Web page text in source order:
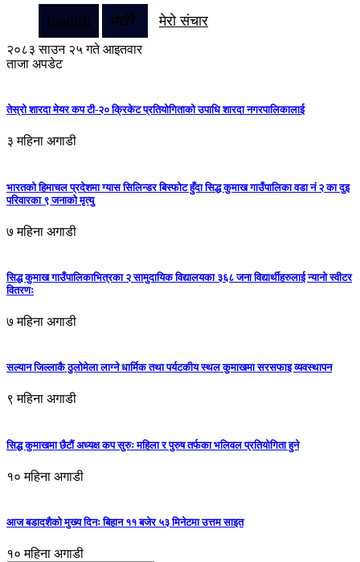
English भर्खरै मेरो संचार
२०८३ साउन २५ गते आइतवार
ताजा अपडेट
तेस्रो शारदा मेयर कप टी-२० क्रिकेट प्रतियोगिताको उपाधि शारदा नगरपालिकालाई
३ महिना अगाडी
भारतको हिमाचल प्रदेशमा ग्यास सिलिन्डर बिस्फोट हुँदा सिद्ध कुमाख गाउँपालिका वडा नं २ का दुइ
परिवारका ९ जनाको मृत्यु
७ महिना अगाडी
सिद्ध कुमाख गाउँपालिकाभित्रका २ सामुदायिक विद्यालयका ३६८ जना विद्यार्थीहरुलाई न्यानो स्वीटर
वितरणः
७ महिना अगाडी
सल्यान जिल्लाकै ठुलोमेला लाग्ने धार्मिक तथा पर्यटकीय स्थल कुमाखमा सरसफाइ व्यवस्थापन
९ महिना अगाडी
सिद्ध कुमाखमा छैटौं अध्यक्ष कप सुरुः महिला र पुरुष तर्फका भलिवल प्रतियोगिता हुने
१० महिना अगाडी
आज बडादशैको मुख्य दिनः बिहान ११ बजेर ५३ मिनेटमा उत्तम साइत
१० महिना अगाडी